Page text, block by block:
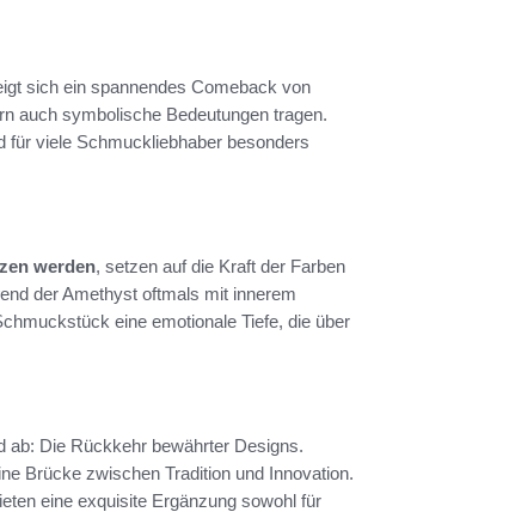
sich ein spannendes Comeback von
auch symbolische Bedeutungen tragen.
für viele Schmuckliebhaber besonders
werden, setzen auf die Kraft der Farben
der Amethyst oftmals mit innerem
eine emotionale Tiefe, die über
Die Rückkehr bewährter Designs.
Brücke zwischen Tradition und Innovation.
eine exquisite Ergänzung sowohl für